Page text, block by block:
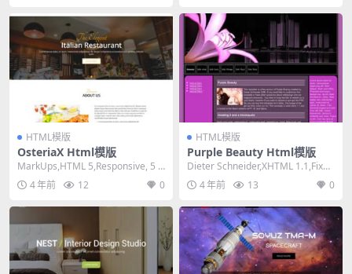
HTML模版
OsteriaX Html模版
MarkUps,HTML 5,Responsive, 5 C
olumns,Mix...
4 年前 12 0
HTML模版
Purple Beauty Html模版
Dieter Schneider,XHTML 1.1,Fixed
Width, ...
4 年前 13 0